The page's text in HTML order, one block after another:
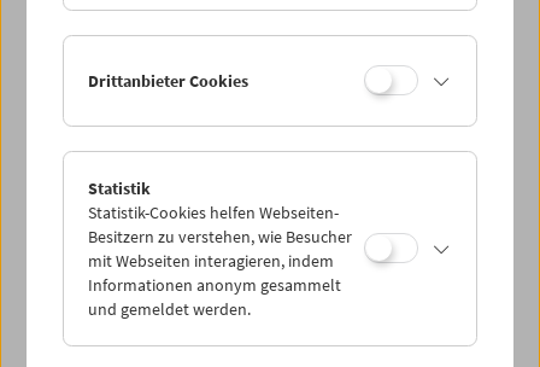
Drittanbieter Cookies
Statistik
Statistik-Cookies helfen Webseiten-
Besitzern zu verstehen, wie Besucher
mit Webseiten interagieren, indem
Informationen anonym gesammelt
und gemeldet werden.